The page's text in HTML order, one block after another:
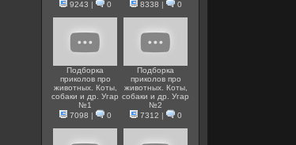
9243 | 0
8338 | 0
Подборка
приколов про
животных. Коты,
собаки и др. Угар
№1
7098 | 0
Подборка
приколов про
животных. Коты,
собаки и др. Угар
№2
7312 | 0